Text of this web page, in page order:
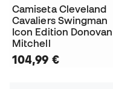
Camiseta Cleveland
Cavaliers Swingman
Icon Edition Donovan
Mitchell
104,99 €